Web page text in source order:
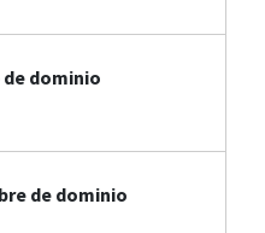
dominio
de dominio